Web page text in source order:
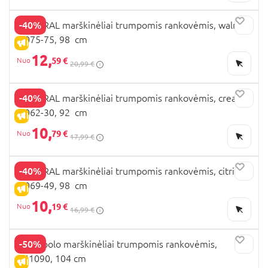
-40%
IŠPARDAVIMAS
MAYORAL marškinėliai trumpomis rankovėmis, walnut,
3.075-75, 98 cm
12,59 € 20,99 €
-40%
IŠPARDAVIMAS
MAYORAL marškinėliai trumpomis rankovėmis, cream,
3.062-30, 92 cm
10,79 € 17,99 €
-40%
IŠPARDAVIMAS
MAYORAL marškinėliai trumpomis rankovėmis, citric,
3.069-49, 98 cm
10,19 € 16,99 €
-50%
IŠPARDAVIMAS
NEXT polo marškinėliai trumpomis rankovėmis,
H41090, 104 cm